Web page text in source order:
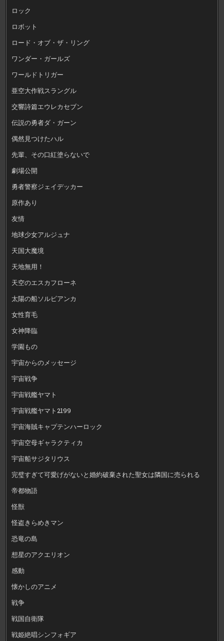
ロック
ロボット
ロード・オブ・ザ・リング
ワンダー・ガールズ
ワールドトリガー
亜空大作戦スラングル
交響詩篇エウレカセブン
伝説の勇者ダ・ガーン
偶然見つけたハル
先輩、その口紅塗らないで
劇場公開
勇者警察ジェイデッカー
原作あり
友情
地球少女アルジュナ
天国大魔境
天地無用！
天空のエスカフローネ
太陽の船ソルビアンカ
女性育毛
女神降臨
学園もの
宇宙からのメッセージ
宇宙戦争
宇宙戦艦ヤマト
宇宙戦艦ヤマト2199
宇宙海賊キャプテンハーロック
宇宙空母ギャラクティカ
宇宙船サジタリウス
完璧すぎて可愛げがないと婚約破棄された聖女は隣国に売られる
帝都物語
怪獣
怪盗きらめきマン
恐竜の島
想星のアクエリオン
感動
懐かしのアニメ
戦争
戦国自衛隊
戦姫絶唱シンフォギア